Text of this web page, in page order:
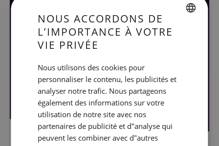
SPANISH
GERMAN
RUSSIAN
NOUS ACCORDONS DE
L’IMPORTANCE À VOTRE
VIE PRIVÉE
Nous utilisons des cookies pour
personnaliser le contenu, les publicités et
analyser notre trafic. Nous partageons
également des informations sur votre
utilisation de notre site avec nos
partenaires de publicité et d"analyse qui
peuvent les combiner avec d"autres